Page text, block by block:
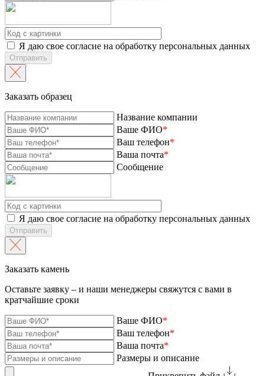
Я даю свое согласие на обработку персональных данных
Отправить
Заказать образец
Название компании
Ваше ФИО*
Ваш телефон*
Ваша почта*
Сообщение
Я даю свое согласие на обработку персональных данных
Отправить
Заказать камень
Оставьте заявку – и наши менеджеры свяжутся с вами в
кратчайшие сроки
Ваше ФИО*
Ваш телефон*
Ваша почта*
Размеры и описание